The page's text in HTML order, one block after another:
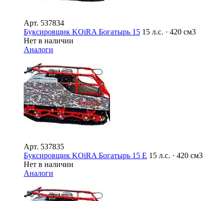
Арт. 537834
Буксировщик KOiRA Богатырь 15 15 л.с. · 420 см3
Нет в наличии
Аналоги
Арт. 537835
Буксировщик KOiRA Богатырь 15 E 15 л.с. · 420 см3
Нет в наличии
Аналоги